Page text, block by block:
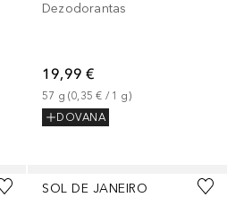
Dezodorantas
19,99 €
57 g (0,35 € / 1 g)
DOVANA
SOL DE JANEIRO